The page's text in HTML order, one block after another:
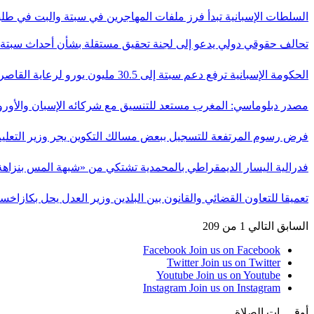
السلطات الإسبانية تبدأ فرز ملفات المهاجرين في سبتة والبت في
تحالف حقوقي دولي يدعو إلى لجنة تحقيق مستقلة بشأن أحداث
الحكومة الإسبانية ترفع دعم سبتة إلى 30.5 مليون يورو لرعاية القاصرين…
مصدر دبلوماسي: المغرب مستعد للتنسيق مع شركائه الإسبان
فرض رسوم المرتفعة للتسجيل ببعض مسالك التكوين يجر وزير
فدرالية اليسار الديمقراطي بالمحمدية تشتكي من «شبهة المس
تعميقا للتعاون القضائي والقانون بين البلدين وزير العدل يحل
السابق التالي 1 من 209
Facebook Join us on Facebook
Twitter Join us on Twitter
Youtube Join us on Youtube
Instagram Join us on Instagram